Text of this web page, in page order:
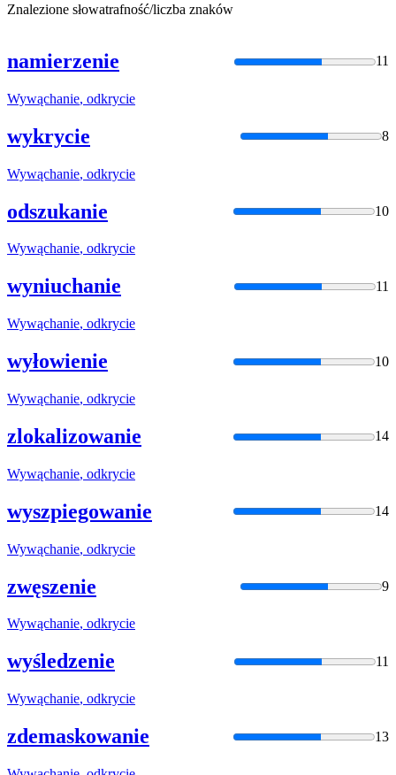
Znalezione słowatrafność/liczba znaków
namierzenie 11
Wywąchanie, odkrycie
wykrycie 8
Wywąchanie, odkrycie
odszukanie 10
Wywąchanie, odkrycie
wyniuchanie 11
Wywąchanie, odkrycie
wyłowienie 10
Wywąchanie, odkrycie
zlokalizowanie 14
Wywąchanie, odkrycie
wyszpiegowanie 14
Wywąchanie, odkrycie
zwęszenie 9
Wywąchanie, odkrycie
wyśledzenie 11
Wywąchanie, odkrycie
zdemaskowanie 13